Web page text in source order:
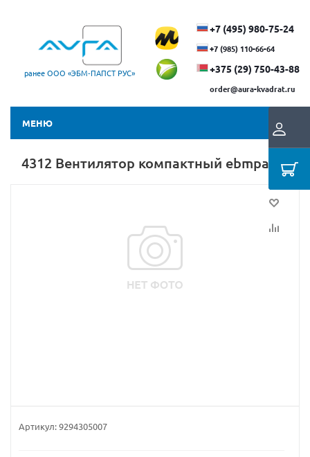
ранее ООО «ЭБМ‑ПАПСТ РУС»
+7 (495) 980-75-24
+7 (985) 110-66-64
+375 (29) ​750-43-88
order@aura-kvadrat.ru
МЕНЮ
4312 Вентилятор компактный ebmpapst
Артикул:9294305007